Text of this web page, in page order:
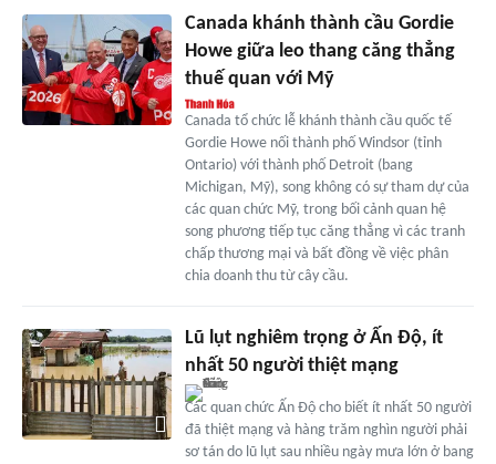
Canada khánh thành cầu Gordie
Howe giữa leo thang căng thẳng
thuế quan với Mỹ
Canada tổ chức lễ khánh thành cầu quốc tế
Gordie Howe nối thành phố Windsor (tỉnh
Ontario) với thành phố Detroit (bang
Michigan, Mỹ), song không có sự tham dự của
các quan chức Mỹ, trong bối cảnh quan hệ
song phương tiếp tục căng thẳng vì các tranh
chấp thương mại và bất đồng về việc phân
chia doanh thu từ cây cầu.
Lũ lụt nghiêm trọng ở Ấn Độ, ít
nhất 50 người thiệt mạng
Các quan chức Ấn Độ cho biết ít nhất 50 người
đã thiệt mạng và hàng trăm nghìn người phải
sơ tán do lũ lụt sau nhiều ngày mưa lớn ở bang